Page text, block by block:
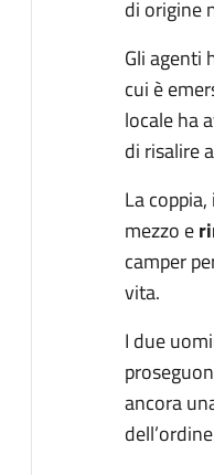
di origine
Gli agenti
cui è
locale ha
di risalire
La
mezzo e
camper
vita.
I due
ancora